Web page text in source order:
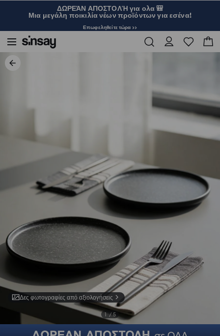
ΔΩΡΕΆΝ ΑΠΟΣΤΟΛΉ για ολα 🎒
Μια μεγάλη ποικιλία νέων προϊόντων για εσένα!
Επωφεληθείτε τώρα >>
Δες φωτογραφίες από αξιολογήσεις
1 /5